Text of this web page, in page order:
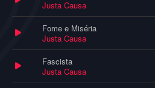
Justa Causa
Fome e Miséria
Justa Causa
Fascista
Justa Causa